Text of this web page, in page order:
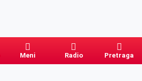
Meni Radio Pretraga